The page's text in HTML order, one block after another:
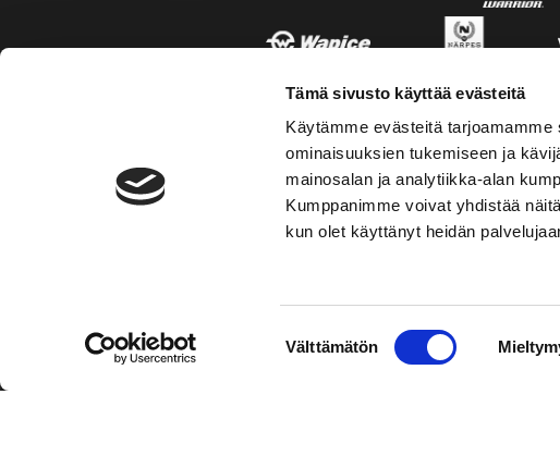
Tämä sivusto käyttää evästeitä
Käytämme evästeitä
ominaisuuksien tukemiseen ja
mainosalan ja analytiikka-alan
Kumppanimme voivat yhdistää
kun olet käyttänyt heidän
Välttämätön
Hockey-Team Vaasan Sport Oy
Puh: 02 01 555